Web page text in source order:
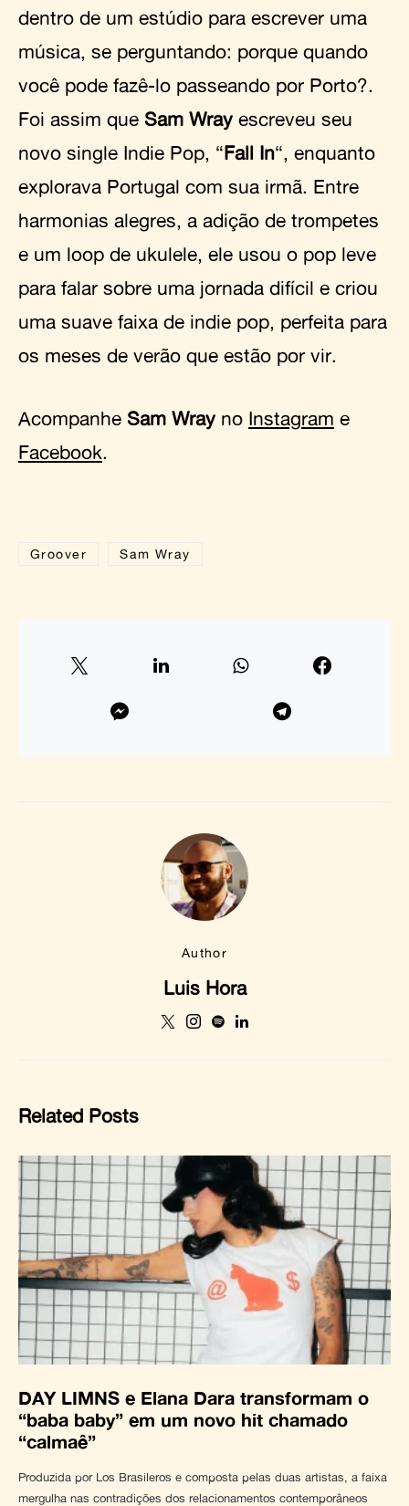
dentro de um estúdio para escrever uma
música, se perguntando: porque quando
você pode fazê-lo passeando por Porto?.
Foi assim que Sam Wray escreveu seu
novo single Indie Pop, “Fall In“, enquanto
explorava Portugal com sua irmã. Entre
harmonias alegres, a adição de trompetes
e um loop de ukulele, ele usou o pop leve
para falar sobre uma jornada difícil e criou
uma suave faixa de indie pop, perfeita para
os meses de verão que estão por vir.
Acompanhe Sam Wray no Instagram e
Facebook.
Groover Sam Wray
Author
Luis Hora
Related Posts
DAY LIMNS e Elana Dara transformam o
“baba baby” em um novo hit chamado
“calmaê”
Produzida por Los Brasileros e composta pelas duas artistas, a faixa
mergulha nas contradições dos relacionamentos contemporâneos